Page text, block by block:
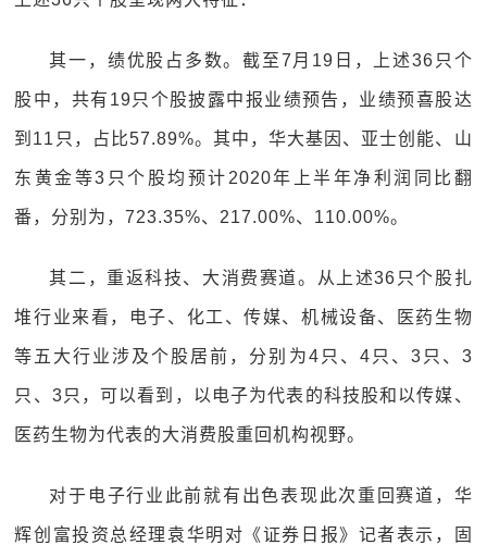
其一，绩优股占多数。截至7月19日，上述36只个
股中，共有19只个股披露中报业绩预告，业绩预喜股达
到11只，占比57.89%。其中，华大基因、亚士创能、山
东黄金等3只个股均预计2020年上半年净利润同比翻
番，分别为，723.35%、217.00%、110.00%。
其二，重返科技、大消费赛道。从上述36只个股扎
堆行业来看，电子、化工、传媒、机械设备、医药生物
等五大行业涉及个股居前，分别为4只、4只、3只、3
只、3只，可以看到，以电子为代表的科技股和以传媒、
医药生物为代表的大消费股重回机构视野。
对于电子行业此前就有出色表现此次重回赛道，华
辉创富投资总经理袁华明对《证券日报》记者表示，固